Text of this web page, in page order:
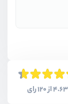
4.63 از 120 رای